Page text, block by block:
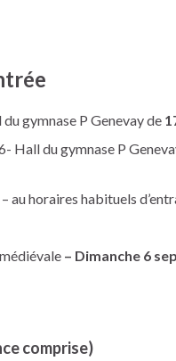
du gymnase P Genevay de
Hall du gymnase P
– au horaires habituels
– Dimanche 6
comprise)